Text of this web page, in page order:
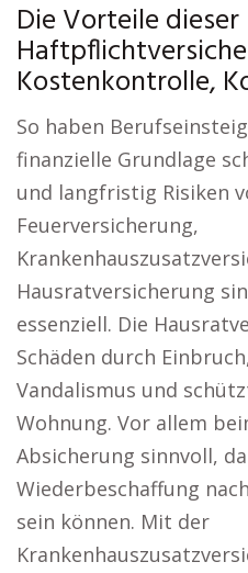
Die Vorteile dieser
Kostenkontrolle,
So haben
finanzielle Grundlage
und langfristig Risiken
Feuerversicherung,
Hausratversicherung
essenziell. Die
Schäden durch
Vandalismus und
Wohnung. Vor allem
Absicherung sinnvoll,
Wiederbeschaffung
sein können. Mit der